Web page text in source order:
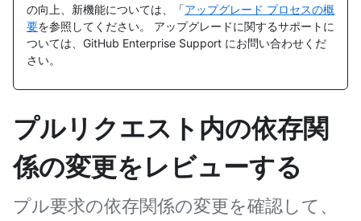
の向上、新機能については、「アップグレード プロセスの概
要を参照してください。 アップグレードに関するサポートに
ついては、GitHub Enterprise Support にお問い合わせくだ
さい。
プルリクエスト内の依存関
係の変更をレビューする
プル要求の依存関係の変更を確認して、